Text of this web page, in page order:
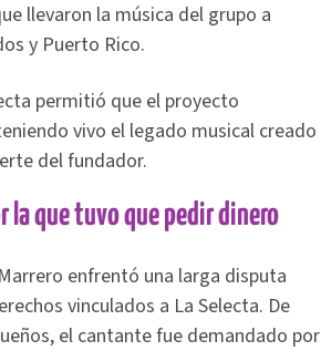
llevaron la música del grupo a
y Puerto Rico.
permitió que el proyecto
vivo el legado musical creado
del fundador.
la que tuvo que pedir dinero
enfrentó una larga disputa
vinculados a La Selecta. De
el cantante fue demandado por